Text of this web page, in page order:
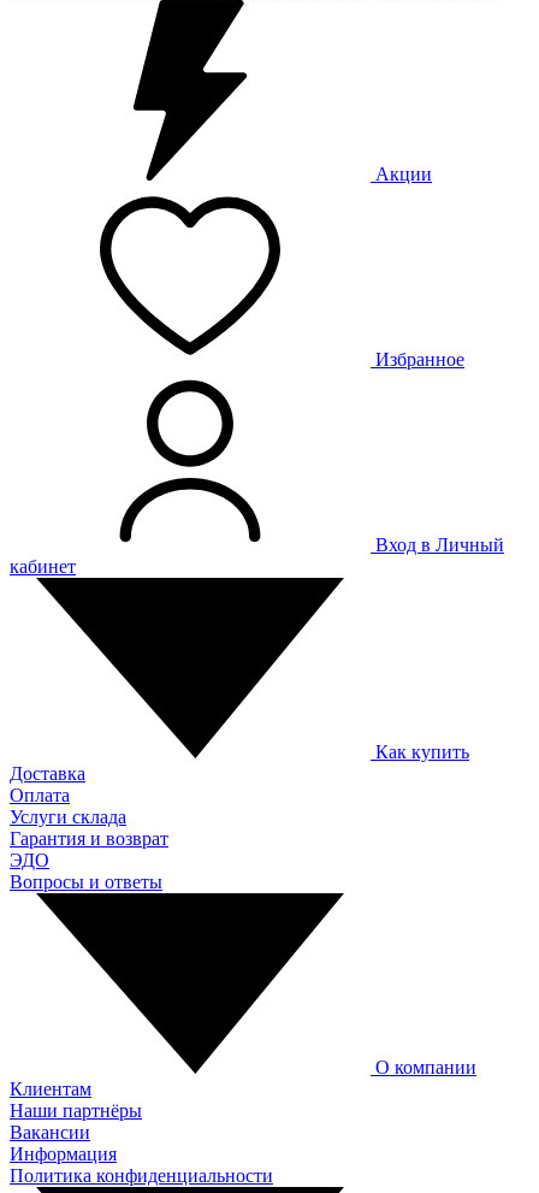
Акции
Избранное
Вход в Личный
кабинет
Как купить
Доставка
Оплата
Услуги склада
Гарантия и возврат
ЭДО
Вопросы и ответы
О компании
Клиентам
Наши партнёры
Вакансии
Информация
Политика конфиденциальности